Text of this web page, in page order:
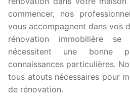
commencer, nos
vous accompagnent dans vos
rénovation immobilière
nécessitent une bonne
connaissances particulières.
tous atouts nécessaires pour
de rénovation.